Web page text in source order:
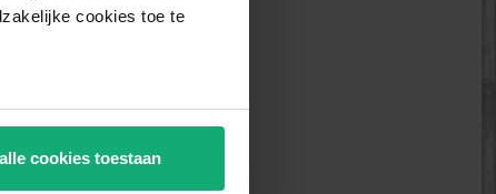
cookies toe te
cookies toestaan